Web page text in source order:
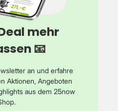
PO-115984Serie:
HzHandgefertigte
unteres
ca. 5–8 MinutenFür bis zu 6
Pizzadurchmesser: ca. 11
Materialien mit
StandfüßeKabellänge: ca.
(L × B × H): ca. 44 ×
mehr
📧
an und erfahre
Aktionen, Angeboten
aus dem 25now